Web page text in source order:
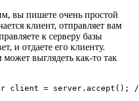
вы пишете очень простой
клиент, отправляет вам
к серверу базы
и отдаете его клиенту.
выглядеть как‑то так
= server.accept(); //